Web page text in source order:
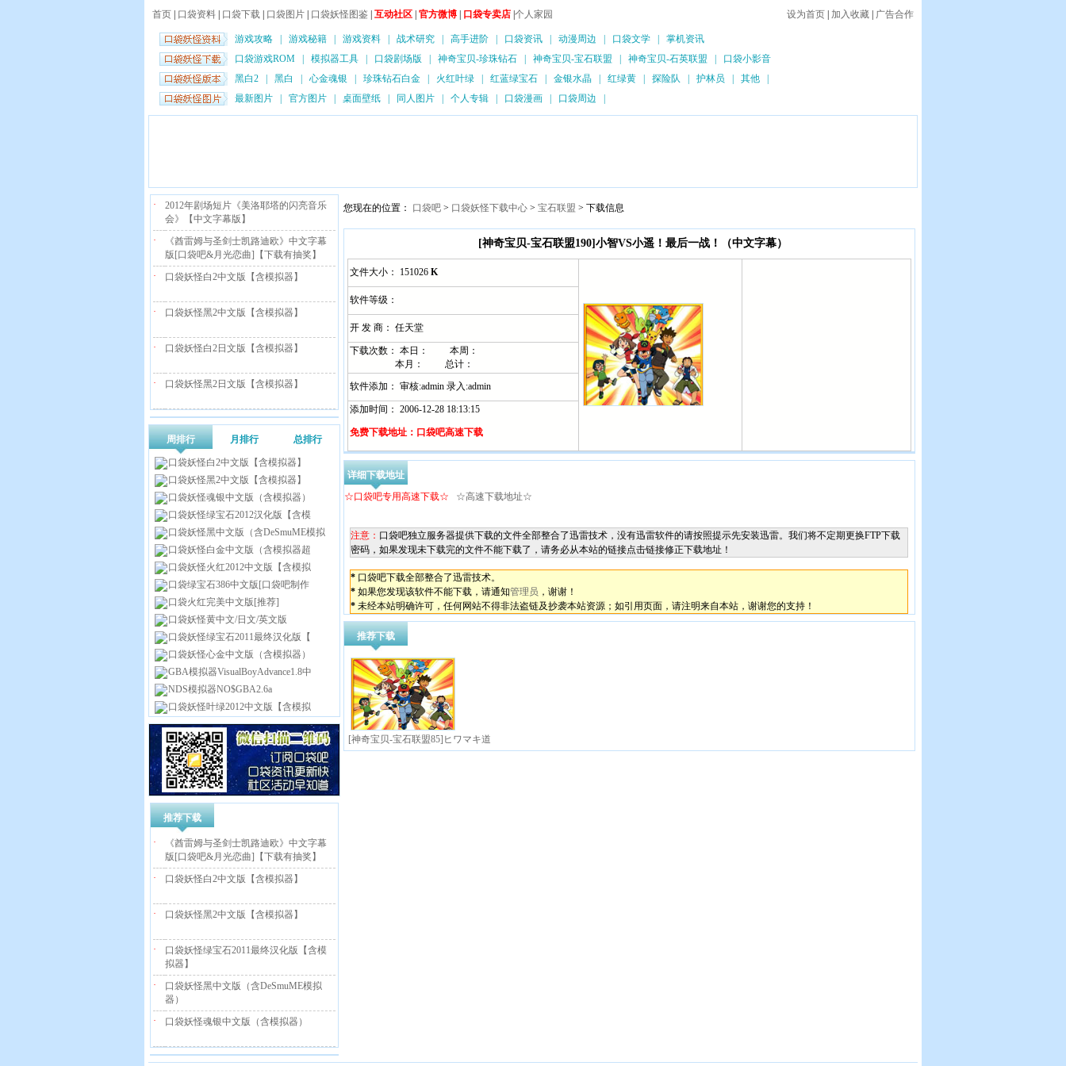
首页 口袋资料 口袋下载 口袋图片 口袋妖怪图鉴 互动社区 官方微博 口袋专卖店 个人家园 设为首页 加入收藏 广告合作
游戏攻略 游戏秘籍 游戏资料 战术研究 高手进阶 口袋资讯 动漫周边 口袋文学
掌机资讯
口袋游戏ROM
模拟器工具 口袋剧场版 神奇宝贝-珍珠钻石 神奇宝贝-宝石联盟 神奇宝贝-石英联盟
口袋小影音
黑白2
黑白 心金魂银 珍珠钻石白金 火红叶绿 红蓝绿宝石 金银水晶 红绿黄 探险队 护林员 其他
最新图片
官方图片 桌面壁纸 同人图片 个人专辑 口袋漫画 口袋周边
·
2012年剧场短片《美洛耶塔的闪亮音乐
会》【中文字幕版】
·
《酋雷姆与圣剑士凯路迪欧》中文字幕
版[口袋吧&月光恋曲]【下载有抽奖】
·
口袋妖怪白2中文版【含模拟器】
· 口袋妖怪黑2中文版【含模拟器】
· 口袋妖怪白2日文版【含模拟器】
· 口袋妖怪黑2日文版【含模拟器】
周排行 月排行 总排行
口袋妖怪白2中文版【含模拟器】
口袋妖怪黑2中文版【含模拟器】
口袋妖怪魂银中文版（含模拟器）
口袋妖怪绿宝石2012汉化版【含模
口袋妖怪黑中文版（含DeSmuME模拟
口袋妖怪白金中文版（含模拟器超
口袋妖怪火红2012中文版【含模拟
口袋绿宝石386中文版[口袋吧制作
口袋火红完美中文版[推荐]
口袋妖怪黄中文/日文/英文版
口袋妖怪绿宝石2011最终汉化版【
口袋妖怪心金中文版（含模拟器）
GBA模拟器VisualBoyAdvance1.8中
NDS模拟器NO$GBA2.6a
口袋妖怪叶绿2012中文版【含模拟
推荐下载
·
《酋雷姆与圣剑士凯路迪欧》中文字幕
版[口袋吧&月光恋曲]【下载有抽奖】
·
口袋妖怪白2中文版【含模拟器】
· 口袋妖怪黑2中文版【含模拟器】
·
口袋妖怪绿宝石2011最终汉化版【含模
拟器】
·
口袋妖怪黑中文版（含DeSmuME模拟
器）
·
口袋妖怪魂银中文版（含模拟器）
您现在的位置： 口袋吧> 口袋妖怪下载中心> 宝石联盟 > 下载信息
[神奇宝贝-宝石联盟190]小智VS小遥！最后一战！（中文字幕）
文件大小： 151026 K
软件等级：
开 发 商： 任天堂
下载次数： 本日：
本周：
本月：
总计：
软件添加： 审核:admin 录入:admin
添加时间： 2006-12-28 18:13:15
免费下载地址：口袋吧高速下载
详细下载地址
☆口袋吧专用高速下载☆
☆高速下载地址☆
注意： 口袋吧独立服务器提供下载的文件全部整合了迅雷技术，没有迅雷软件的请按照提示先安装迅雷。我们将不定期更换FTP下载
密码，如果发现未下载完的文件不能下载了，请务必从本站的链接点击链接修正下载地址！
* 口袋吧下载全部整合了迅雷技术。
* 如果您发现该软件不能下载，请通知管理员 ，谢谢！
* 未经本站明确许可，任何网站不得非法盗链及抄袭本站资源；如引用页面，请注明来自本站，谢谢您的支持！
推荐下载
[神奇宝贝-宝石联盟85]ヒワマキ道